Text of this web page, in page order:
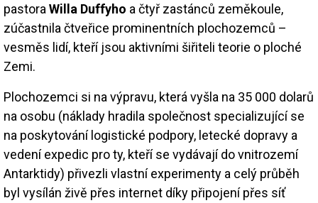
pastora Willa Duffyho a čtyř zastánců zeměkoule,
zúčastnila čtveřice prominentních plochozemců –
vesměs lidí, kteří jsou aktivními šiřiteli teorie o ploché
Zemi.
Plochozemci si na výpravu, která vyšla na 35 000 dolarů
na osobu (náklady hradila společnost specializující se
na poskytování logistické podpory, letecké dopravy a
vedení expedic pro ty, kteří se vydávají do vnitrozemí
Antarktidy) přivezli vlastní experimenty a celý průběh
byl vysílán živě přes internet díky připojení přes síť